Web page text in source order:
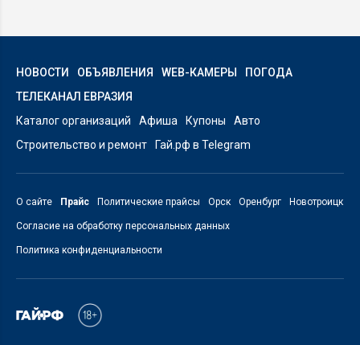
НОВОСТИ ОБЪЯВЛЕНИЯ WEB-КАМЕРЫ
ПОГОДА
ТЕЛЕКАНАЛ ЕВРАЗИЯ
Каталог организаций
Афиша Купоны
Авто
Строительство и ремонт
Гай.рф в Telegram
О сайте Прайс Политические прайсы Орск Оренбург Новотроицк
Согласие на обработку персональных данных
Политика конфиденциальности